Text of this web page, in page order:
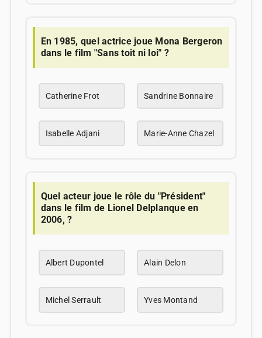
En 1985, quel actrice joue Mona Bergeron
dans le film "Sans toit ni loi" ?
Catherine Frot Sandrine Bonnaire
Isabelle Adjani Marie-Anne Chazel
Quel acteur joue le rôle du "Président"
dans le film de Lionel Delplanque en
2006, ?
Albert Dupontel Alain Delon
Michel Serrault Yves Montand